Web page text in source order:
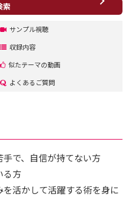
索
サンプル視聴
収録内容
似たテーマの動画
よくあるご質問
手で、自信が持てない方
る方
を活かして活躍する術を身に